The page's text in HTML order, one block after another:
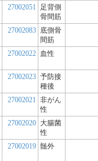
27002051
足背側
骨間筋
27002083 底側骨
間筋
27002022 血性
27002023 予防接
種後
27002021 非がん
性
27002020 大腸菌
性
27002019 髄外